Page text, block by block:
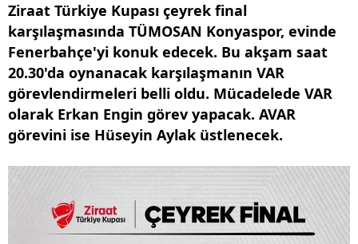
Ziraat Türkiye Kupası çeyrek final
karşılaşmasında TÜMOSAN Konyaspor, evinde
Fenerbahçe'yi konuk edecek. Bu akşam saat
20.30'da oynanacak karşılaşmanın VAR
görevlendirmeleri belli oldu. Mücadelede VAR
olarak Erkan Engin görev yapacak. AVAR
görevini ise Hüseyin Aylak üstlenecek.